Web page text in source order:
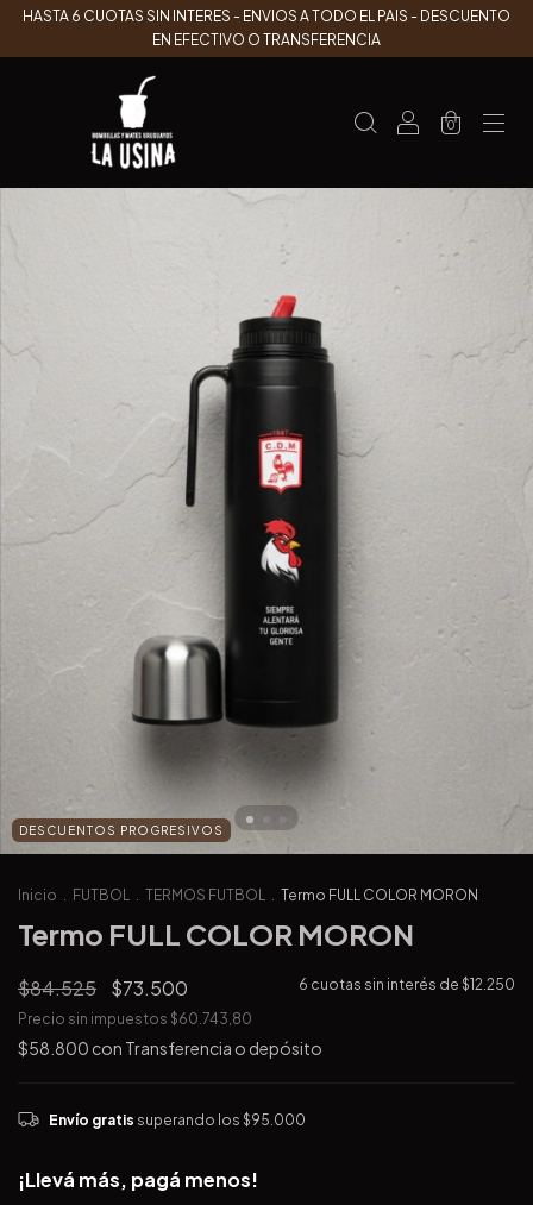
HASTA 6 CUOTAS SIN INTERES - ENVIOS A TODO EL PAIS - DESCUENTO
EN EFECTIVO O TRANSFERENCIA
0
DESCUENTOS PROGRESIVOS
Inicio FUTBOL TERMOS FUTBOL Termo FULL COLOR MORON
Termo FULL COLOR MORON
$84.525 $73.500 6 cuotas sin interés de $12.250
Precio sin impuestos $60.743,80
$58.800 con Transferencia o depósito
Envío gratis superando los $95.000
¡Llevá más, pagá menos!